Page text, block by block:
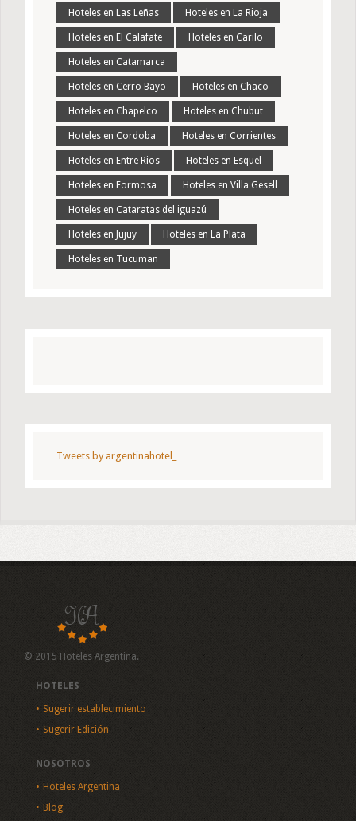
Hoteles en Las Leñas Hoteles en La Rioja
Hoteles en El Calafate Hoteles en Carilo
Hoteles en Catamarca
Hoteles en Cerro Bayo Hoteles en Chaco
Hoteles en Chapelco Hoteles en Chubut
Hoteles en Cordoba Hoteles en Corrientes
Hoteles en Entre Rios Hoteles en Esquel
Hoteles en Formosa Hoteles en Villa Gesell
Hoteles en Cataratas del iguazú
Hoteles en Jujuy Hoteles en La Plata
Hoteles en Tucuman
Tweets by argentinahotel_
© 2015 Hoteles Argentina.
HOTELES
Sugerir establecimiento
Sugerir Edición
NOSOTROS
Hoteles Argentina
Blog